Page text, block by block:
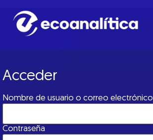
Acceder
Nombre de usuario o correo electrónico
Contraseña